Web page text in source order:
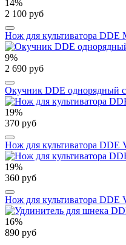
14%
2 100 руб
Нож для культиватора
9%
2 690 руб
Окучник DDE однорядный
19%
370 руб
Нож для культиватора
19%
360 руб
Нож для культиватора
16%
890 руб